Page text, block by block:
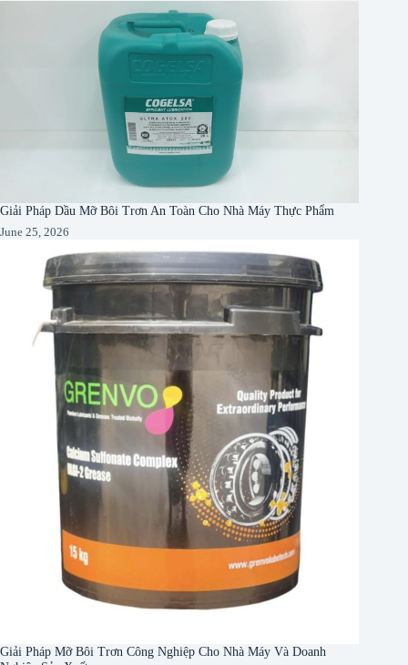
Giải Pháp Dầu Mỡ Bôi Trơn An Toàn Cho Nhà Máy Thực Phẩm
June 25, 2026
Giải Pháp Mỡ Bôi Trơn Công Nghiệp Cho Nhà Máy Và Doanh